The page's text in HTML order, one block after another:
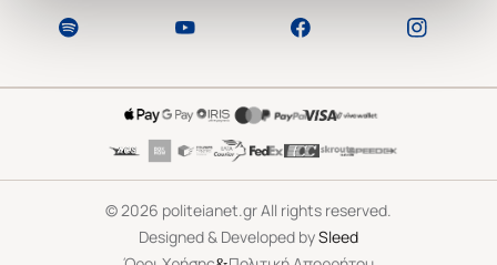
©2026 politeianet.gr All rights reserved.
Designed & Developed bySleed